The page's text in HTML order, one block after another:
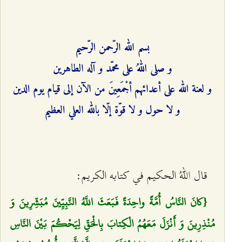
بسم الله الرّحمن الرّحيم‌
و صلى اللهُ على محمّد و آله الطاهرين‌
و لعنة الله على أعدائهم أجْمَعِينَ من الآن إلى قيام يوم الدين‌
و لا حول و لا قوّة إلّا بالله العلي العظيم‌
قال اللهُ الحكيم في كتابه الكريم:
{كانَ النَّاسُ أُمَّةً واحِدَةً فَبَعَثَ اللَّهُ النَّبِيِّينَ مُبَشِّرِينَ وَ
مُنْذِرِينَ وَ أَنْزَلَ مَعَهُمُ الْكِتابَ بِالْحَقِّ لِيَحْكُمَ بَيْنَ النَّاسِ